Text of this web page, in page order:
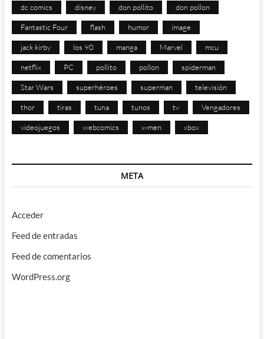
dc comics disney don pollito don pollon
Fantastic Four flash humor image
jack kirby los 90 manga Marvel mcu
netflix PC pollito pollon spiderman
Star Wars superhéroes superman televisión
thor tiras tuna tunos tv Vengadores
videojuegos webcomics x-men xbox
META
Acceder
Feed de entradas
Feed de comentarios
WordPress.org